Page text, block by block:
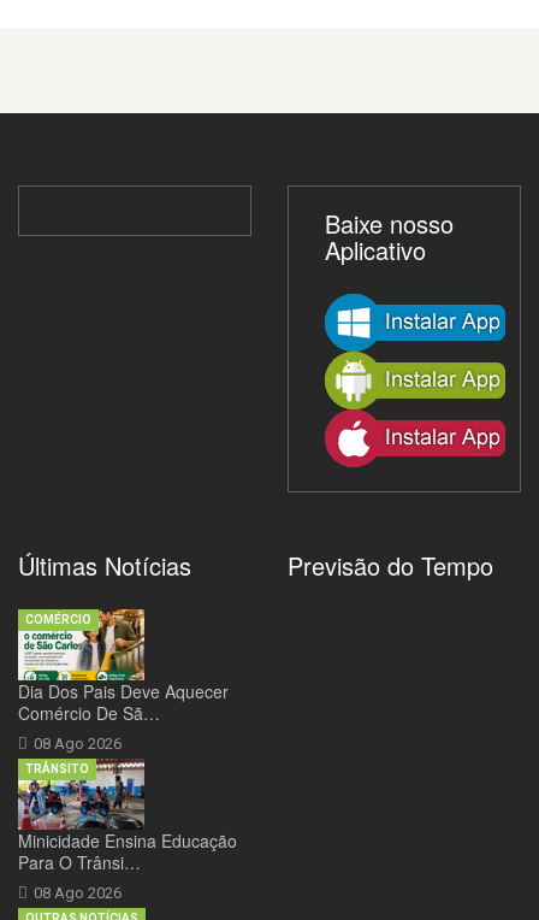
Baixe nosso
Aplicativo
Últimas Notícias
Dia Dos Pais Deve Aquecer
Comércio De Sã…
08 Ago 2026
COMÉRCIO
Minicidade Ensina Educação
Para O Trânsi…
08 Ago 2026
TRÂNSITO
Previsão do Tempo